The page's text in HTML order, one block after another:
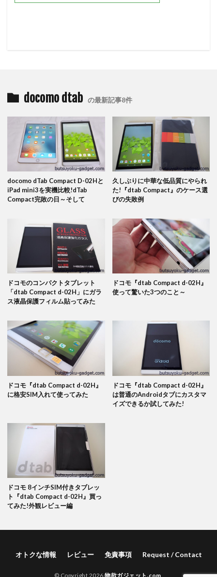
docomo dtab の最新記事8件
docomo dTab Compact D-02Hと
iPad mini3を実機比較!dTab
Compact完敗の日～そして
久しぶりに中華な低品質にやられ
た!『dtab Compact』のケース選
びの失敗例
ドコモのコンパクトタブレット
「dtab Compact d-02H」にガラ
ス液晶保護フィルム貼ってみた
ドコモ『dtab Compact d-02H』
使って驚いた3つのこと～
ドコモ『dtab Compact d-02H』
に格安SIM入れて使ってみた
ドコモ『dtab Compact d-02H』
は普通のAndroidタブにカスタマ
イズできるか試してみた!
ドコモ 8インチSIM付きタブレッ
ト『dtab Compact d-02H』買っ
てみた!外観レビュー編
オトクな情報 レビュー 免責事項 Request / Contact
© Copyright 2026物欲ガジェット.com